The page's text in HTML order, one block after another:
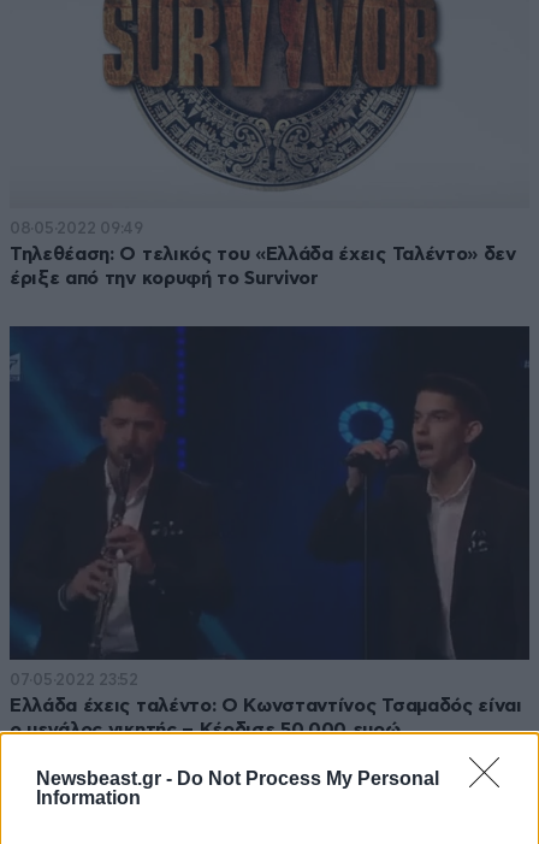
Newsbeast.gr - Do Not Process My Personal
Information
08·05·2022 09:49
Τηλεθέαση: Ο τελικός του «Ελλάδα έχεις Ταλέντο» δεν
έριξε από την κορυφή το Survivor
07·05·2022 23:52
Ελλάδα έχεις ταλέντο: Ο Κωνσταντίνος Τσαμαδός είναι
ο μεγάλος νικητής – Κέρδισε 50.000 ευρώ